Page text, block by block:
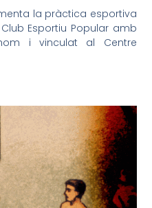
la pràctica esportiva
Esportiu Popular amb
i vinculat al Centre